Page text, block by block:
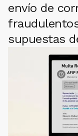
envío de
supuestas